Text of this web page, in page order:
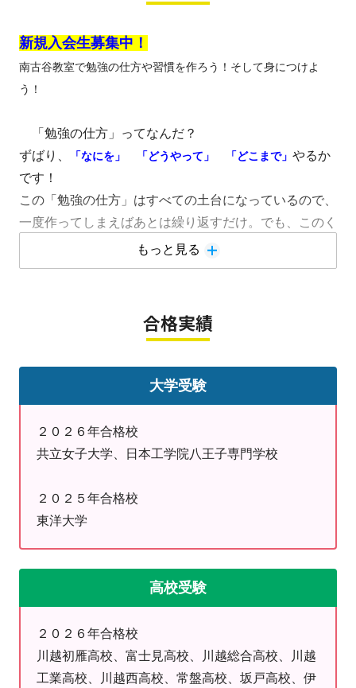
新規入会生募集中！
南古谷教室で勉強の仕方や習慣を作ろう！そして身につけよ
う！
「勉強の仕方」ってなんだ？
ずばり、
「なにを」 「どうやって」 「どこまで」 やるか
です！
この「勉強の仕方」はすべての土台になっているので、
一度作ってしまえばあとは繰り返すだけ。でも、このく
り返すことがとても難しい。
入会カウンセリングや体験授業では、この「勉強の仕
①まずはお電話にてご予約 TEL：049-293-3331
②通知表・定期テスト結果・北辰テスト結果などをご持
参のうえカウンセリングへ
③お伺いした現状を踏まえて体験授業へ
⑤入会をご決断頂けましたら当教室までご連絡ください
（即決も可能です）
のお得なキャンペーン
・お友達・ご兄弟姉妹限定！１０００円分のギフトカー
ドプレゼント！
・４回分の無料体験授業実施中！夏期講習で苦手克服・
１学期の復習に使おう！
もっと見る
合格実績
大学受験
２０２６年合格校
共立女子大学、日本工学院八王子専門学校
２０２５年合格校
東洋大学
高校受験
２０２６年合格校
川越初雁高校、富士見高校、川越総合高校、川越
工業高校、川越西高校、常盤高校、坂戸高校、伊